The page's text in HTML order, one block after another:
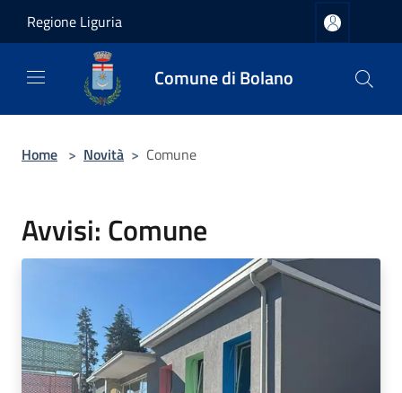
Regione Liguria
Comune di Bolano
Home > Novità > Comune
Avvisi: Comune